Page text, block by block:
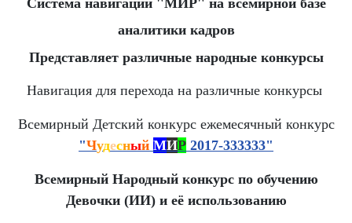
аналитики кадров
Представляет различные народные конкурсы
Навигация для перехода на различные конкурсы
Всемирный Детский конкурс ежемесячный конкурс
"Чудесный МИР 2017-333333"
Всемирный Народный конкурс по обучению
Девочки (ИИ) и её использованию